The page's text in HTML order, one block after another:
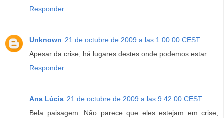
Responder
Unknown 21 de octubre de 2009 a las 1:00:00 CEST
Apesar da crise, há lugares destes onde podemos estar...
Responder
Ana Lúcia 21 de octubre de 2009 a las 9:42:00 CEST
Bela paisagem. Não parece que eles estejam em crise,